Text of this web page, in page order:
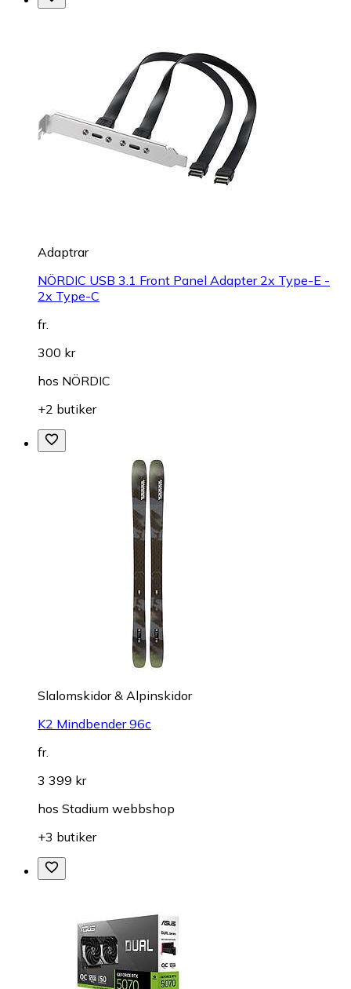
Adaptrar
NÖRDIC USB 3.1 Front Panel Adapter 2x Type-E -
2x Type-C
fr.
300 kr
hos NÖRDIC
+2 butiker
Slalomskidor & Alpinskidor
K2 Mindbender 96c
fr.
3 399 kr
hos Stadium webbshop
+3 butiker